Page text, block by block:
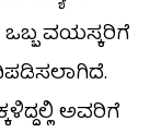
ವಯಸ್ಕರಿಗೆ
ಅವರಿಗೆ